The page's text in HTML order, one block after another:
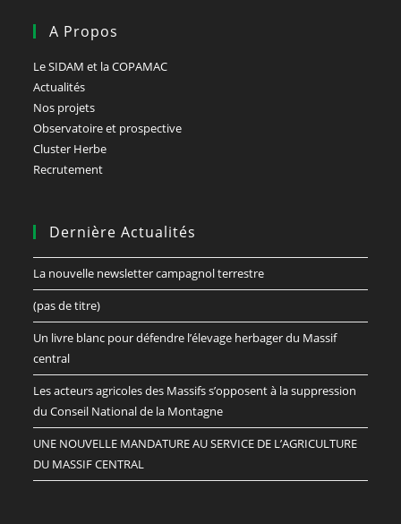
A Propos
Le SIDAM et la COPAMAC
Actualités
Nos projets
Observatoire et prospective
Cluster Herbe
Recrutement
Dernière Actualités
La nouvelle newsletter campagnol terrestre
(pas de titre)
Un livre blanc pour défendre l’élevage herbager du Massif
central
Les acteurs agricoles des Massifs s’opposent à la suppression
du Conseil National de la Montagne
UNE NOUVELLE MANDATURE AU SERVICE DE L’AGRICULTURE
DU MASSIF CENTRAL